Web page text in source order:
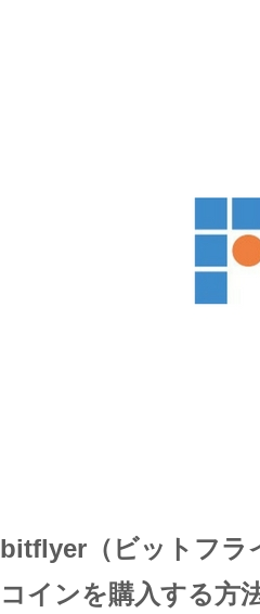
bitflyer（ビットフラ
コインを購入する方